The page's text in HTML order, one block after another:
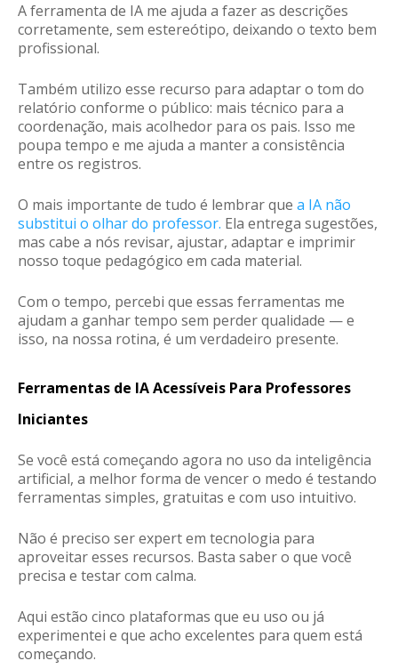
A ferramenta de IA me ajuda a fazer as descrições
corretamente, sem estereótipo, deixando o texto bem
profissional.
Também utilizo esse recurso para adaptar o tom do
relatório conforme o público: mais técnico para a
coordenação, mais acolhedor para os pais. Isso me
poupa tempo e me ajuda a manter a consistência
entre os registros.
O mais importante de tudo é lembrar que a IA não
substitui o olhar do professor. Ela entrega sugestões,
mas cabe a nós revisar, ajustar, adaptar e imprimir
nosso toque pedagógico em cada material.
Com o tempo, percebi que essas ferramentas me
ajudam a ganhar tempo sem perder qualidade — e
isso, na nossa rotina, é um verdadeiro presente.
Ferramentas de IA Acessíveis Para Professores
Iniciantes
Se você está começando agora no uso da inteligência
artificial, a melhor forma de vencer o medo é testando
ferramentas simples, gratuitas e com uso intuitivo.
Não é preciso ser expert em tecnologia para
aproveitar esses recursos. Basta saber o que você
precisa e testar com calma.
Aqui estão cinco plataformas que eu uso ou já
experimentei e que acho excelentes para quem está
começando.